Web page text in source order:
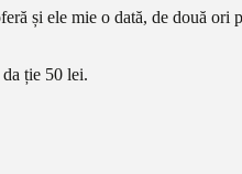
și ele mie o dată, de două
ție 50 lei.